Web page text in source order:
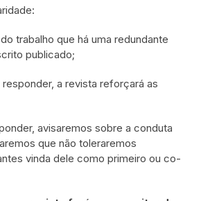
trabalho que há uma redundante
publicado;
a revista reforçará as
avisaremos sobre a conduta
que não toleraremos
vinda dele como primeiro ou co-